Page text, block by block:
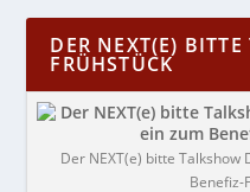
DER NEXT(E)
FRÜHSTÜCK
Der NEXT(e) bitte Talkshow
Benefiz-